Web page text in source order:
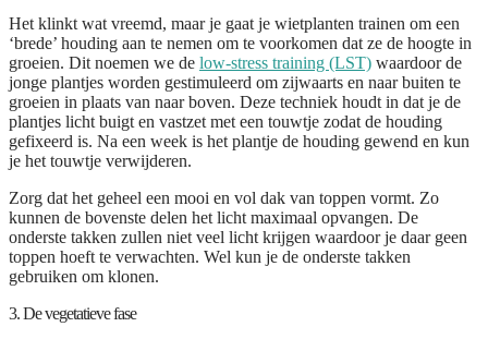
Het klinkt wat vreemd, maar je gaat je wietplanten trainen om een
‘brede’ houding aan te nemen om te voorkomen dat ze de hoogte in
groeien. Dit noemen we de low-stress training (LST) waardoor de
jonge plantjes worden gestimuleerd om zijwaarts en naar buiten te
groeien in plaats van naar boven. Deze techniek houdt in dat je de
plantjes licht buigt en vastzet met een touwtje zodat de houding
gefixeerd is. Na een week is het plantje de houding gewend en kun
je het touwtje verwijderen.
Zorg dat het geheel een mooi en vol dak van toppen vormt. Zo
kunnen de bovenste delen het licht maximaal opvangen. De
onderste takken zullen niet veel licht krijgen waardoor je daar geen
toppen hoeft te verwachten. Wel kun je de onderste takken
gebruiken om klonen.
3. De vegetatieve fase